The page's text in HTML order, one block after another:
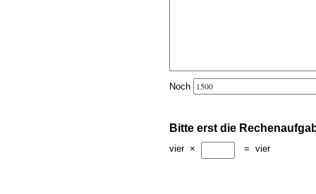
Noch
Bitte erst die
vier × = vier